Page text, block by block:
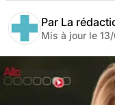
Par La
Mis à jour le